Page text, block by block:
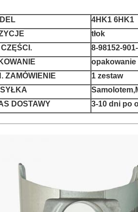
4HK1 6HK1
tłok
CZĘŚCI.
8-98152-
ZAMÓWIENIE
1 zestaw
DOSTAWY
3-10 dni po